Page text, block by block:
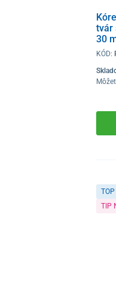
tvár
30
KÓD:
TIP